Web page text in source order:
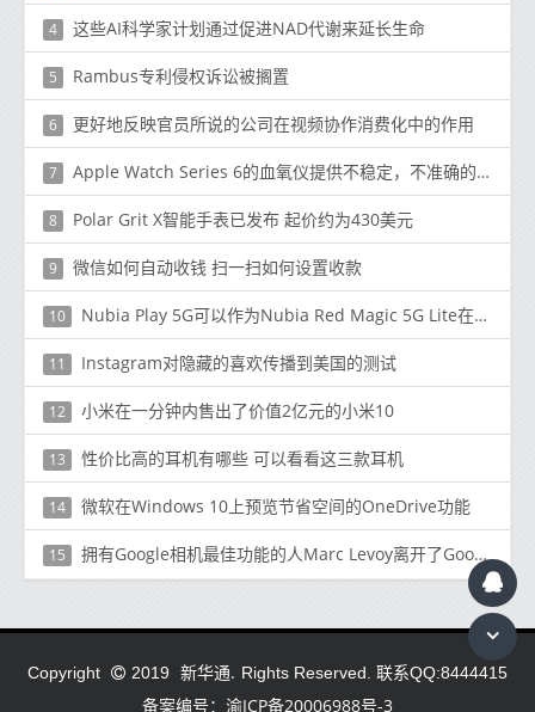
4 这些AI科学家计划通过促进NAD代谢来延长生命
5 Rambus专利侵权诉讼被搁置
6 更好地反映官员所说的公司在视频协作消费化中的作用
7 Apple Watch Series 6的血氧仪提供不稳定，不准确的结果
8 Polar Grit X智能手表已发布 起价约为430美元
9 微信如何自动收钱 扫一扫如何设置收款
10 Nubia Play 5G可以作为Nubia Red Magic 5G Lite在全球市场推出
11 Instagram对隐藏的喜欢传播到美国的测试
12 小米在一分钟内售出了价值2亿元的小米10
13 性价比高的耳机有哪些 可以看看这三款耳机
14 微软在Windows 10上预览节省空间的OneDrive功能
15 拥有Google相机最佳功能的人Marc Levoy离开了Google
Copyright 2019 新华通. Rights Reserved. 联系QQ:8444415
备案编号：渝ICP备20006988号-3